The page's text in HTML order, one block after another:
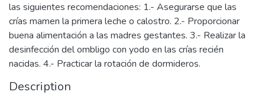
las siguientes recomendaciones: 1.- Asegurarse que las
crías mamen la primera leche o calostro. 2.- Proporcionar
buena alimentación a las madres gestantes. 3.- Realizar la
desinfección del ombligo con yodo en las crías recién
nacidas. 4.- Practicar la rotación de dormideros.
Description